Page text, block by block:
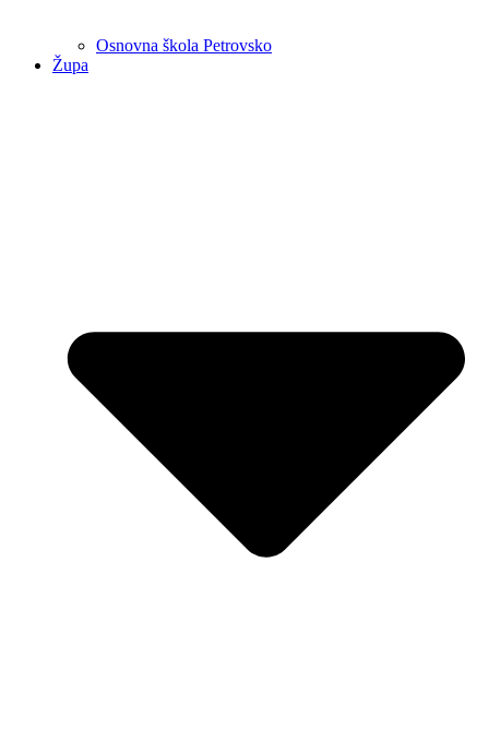
Osnovna škola Petrovsko
Župa